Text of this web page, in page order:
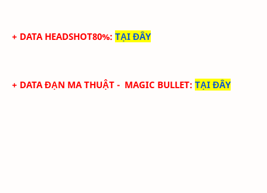
+ DATA HEADSHOT80%: TẠI ĐÂY
+ DATA ĐẠN MA THUẬT - MAGIC BULLET: TẠI ĐÂY